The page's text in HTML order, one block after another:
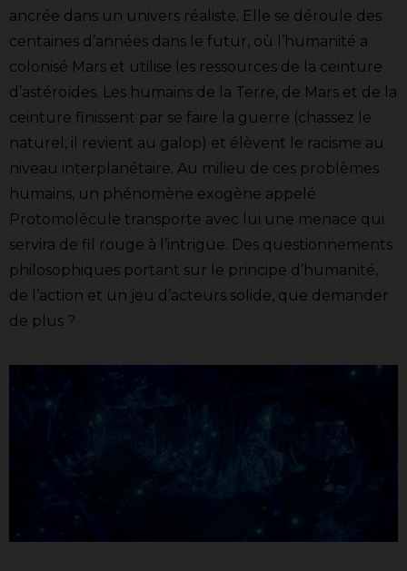
ancrée dans un univers réaliste. Elle se déroule des
centaines d’années dans le futur, où l’humanité a
colonisé Mars et utilise les ressources de la ceinture
d’astéroïdes. Les humains de la Terre, de Mars et de la
ceinture finissent par se faire la guerre (chassez le
naturel, il revient au galop) et élèvent le racisme au
niveau interplanétaire. Au milieu de ces problèmes
humains, un phénomène exogène appelé
Protomolécule transporte avec lui une menace qui
servira de fil rouge à l’intrigue. Des questionnements
philosophiques portant sur le principe d’humanité,
de l’action et un jeu d’acteurs solide, que demander
de plus ?